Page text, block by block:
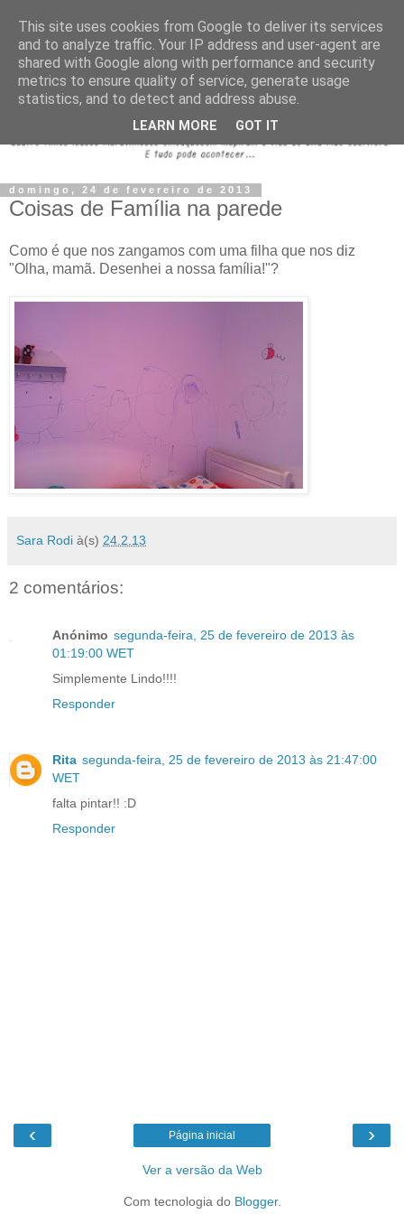
domingo, 24 de fevereiro de 2013
Coisas de Família na parede
Como é que nos zangamos com uma filha que nos diz
"Olha, mamã. Desenhei a nossa família!"?
Sara Rodi à(s) 24.2.13
2 comentários:
Anónimo segunda-feira, 25 de fevereiro de 2013 às
01:19:00 WET
Simplemente Lindo!!!!
Responder
Rita segunda-feira, 25 de fevereiro de 2013 às 21:47:00
WET
falta pintar!! :D
Responder
‹ ›
Página inicial
Ver a versão da Web
Com tecnologia do Blogger.
This site uses cookies from Google to deliver its services
and to analyze traffic. Your IP address and user-agent are
shared with Google along with performance and security
metrics to ensure quality of service, generate usage
statistics, and to detect and address abuse.
LEARN MORE GOT IT